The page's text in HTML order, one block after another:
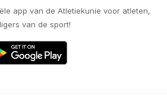
app van de Atletiekunie voor atleten,
van de sport!